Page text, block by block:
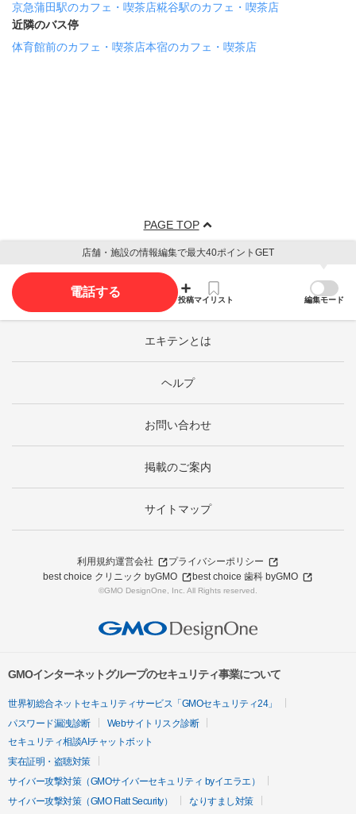
京急蒲田駅のカフェ・喫茶店糀谷駅のカフェ・喫茶店
近隣のバス停
体育館前のカフェ・喫茶店本宿のカフェ・喫茶店
PAGE TOP
店舗・施設の情報編集で最大40ポイントGET
電話する
投稿マイリスト 編集モード
エキテンとは
ヘルプ
お問い合わせ
掲載のご案内
サイトマップ
利用規約運営会社
プライバシーポリシー
best choice クリニック byGMO
best choice 歯科 byGMO
©GMO DesignOne, Inc. All Rights reserved.
GMOインターネットグループのセキュリティ事業について
世界初総合ネットセキュリティサービス「GMOセキュリティ24」
パスワード漏洩診断
Webサイトリスク診断
セキュリティ相談AIチャットボット
実在証明・盗聴対策
サイバー攻撃対策（GMOサイバーセキュリティ byイエラエ）
サイバー攻撃対策（GMO Flatt Security）
なりすまし対策